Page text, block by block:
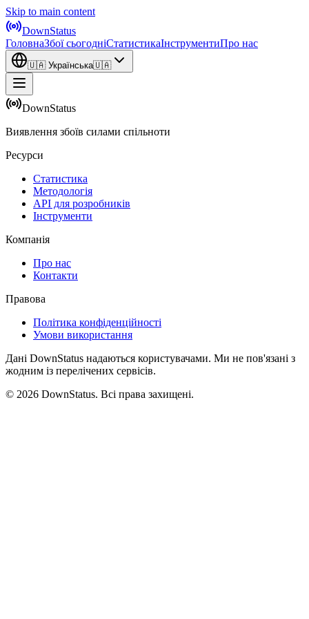
Skip to main content
DownStatus
ГоловнаЗбої сьогодніСтатистикаІнструментиПро нас
🇺🇦 Українська🇺🇦
DownStatus
Виявлення збоїв силами спільноти
Ресурси
Статистика
Методологія
API для розробників
Інструменти
Компанія
Про нас
Контакти
Правова
Політика конфіденційності
Умови використання
Дані DownStatus надаються користувачами. Ми не пов'язані з
жодним із перелічених сервісів.
© 2026 DownStatus. Всі права захищені.